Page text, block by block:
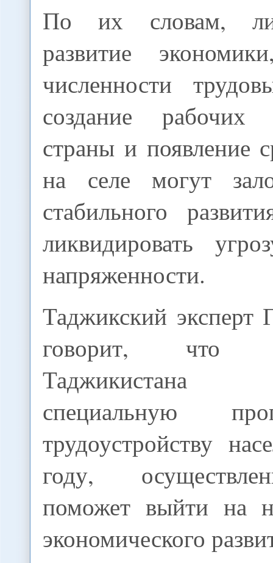
По их словам,
развитие
численности
создание
страны и появление
на селе могут
стабильного
ликвидировать
напряженности.
Таджикский эксперт
говорит, что
Таджикистана
специальную
трудоустройству
году,
поможет выйти на
экономического